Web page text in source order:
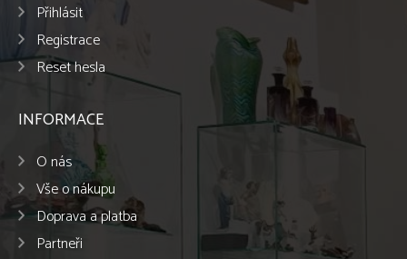
Přihlásit
Registrace
Reset hesla
INFORMACE
O nás
Vše o nákupu
Doprava a platba
Partneři